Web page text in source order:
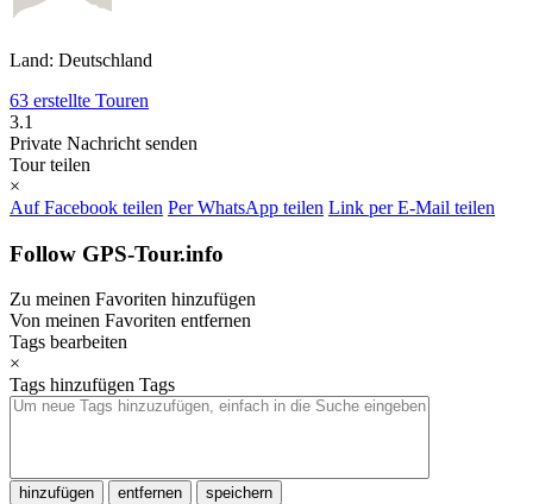
Land: Deutschland
63 erstellte Touren
3.1
Private Nachricht senden
Tour teilen
×
Auf Facebook teilen Per WhatsApp teilen Link per E-Mail teilen
Follow GPS-Tour.info
Zu meinen Favoriten hinzufügen
Von meinen Favoriten entfernen
Tags bearbeiten
×
Tags hinzufügen Tags
hinzufügen entfernen speichern